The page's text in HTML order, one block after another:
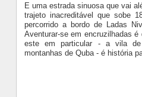
E uma estrada sinuosa que vai
trajeto inacreditável que sobe
percorrido a bordo de Ladas
Aventurar-se em encruzilhadas
este em particular - a vila
montanhas de Quba - é história